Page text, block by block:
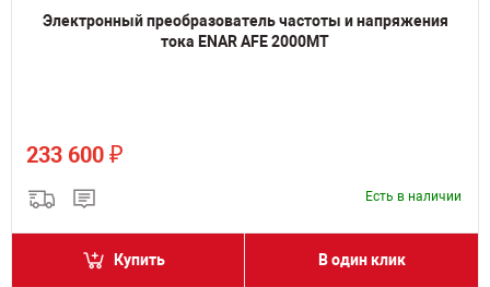
Электронный преобразователь частоты и напряжения
тока ENAR AFE 2000MT
233 600 ₽
Есть в наличии
Купить В один клик